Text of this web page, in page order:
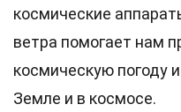
космические
ветра помогает нам
космическую погоду
Земле и в космосе.